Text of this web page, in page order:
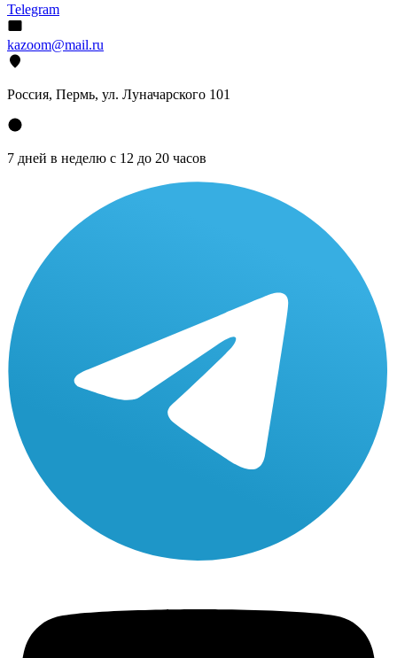
Telegram
kazoom@mail.ru
Россия, Пермь, ул. Луначарского 101
7 дней в неделю с 12 до 20 часов